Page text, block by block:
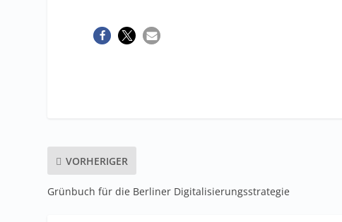
VORHERIGER
Grünbuch für die Berliner Digitalisierungsstrategie